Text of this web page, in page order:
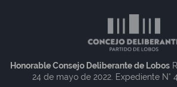
Honorable Consejo Deliberante de Lobos
24 de mayo de 2022. Expediente N°